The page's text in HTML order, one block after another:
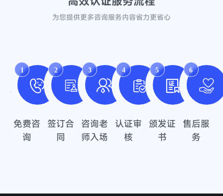
为您提供更多咨询服务内容省力更省心
1
免费咨
询
2
签订合
同
3
咨询老
师入场
4
认证审
核
5
颁发证
书
6
售后服
务